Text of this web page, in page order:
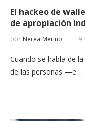
El hackeo de
de apropiación
por Nerea Merino 9
Cuando se habla de
de las personas —e…